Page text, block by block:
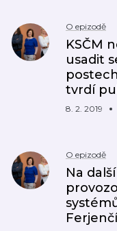
O epizodě
KSČM
usadit
tvrdí
8. 2. 2019
O epizodě
Na